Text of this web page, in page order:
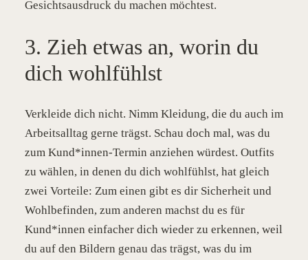
Gesichtsausdruck du machen möchtest.
3. Zieh etwas an, worin du
dich wohlfühlst
Verkleide dich nicht. Nimm Kleidung, die du auch im
Arbeitsalltag gerne trägst. Schau doch mal, was du
zum Kund*innen-Termin anziehen würdest. Outfits
zu wählen, in denen du dich wohlfühlst, hat gleich
zwei Vorteile: Zum einen gibt es dir Sicherheit und
Wohlbefinden, zum anderen machst du es für
Kund*innen einfacher dich wieder zu erkennen, weil
du auf den Bildern genau das trägst, was du im